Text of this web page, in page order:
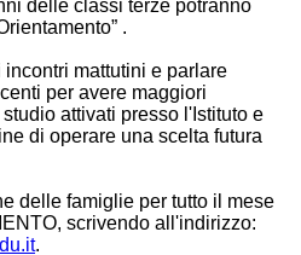
delle classi terze potranno
.
mattutini e parlare
per avere maggiori
attivati presso l'Istituto e
di operare una scelta futura
delle famiglie per tutto il mese
scrivendo all'indirizzo:
.